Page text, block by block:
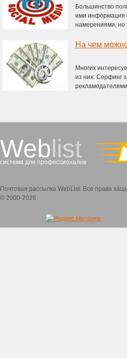
Большинство
ими информация
намерениями, но
На чем
Многих
из них: Серфинг
Weblist
система для профессионалов
Почтовая рассылка WebList. Все права
© 2000-2026